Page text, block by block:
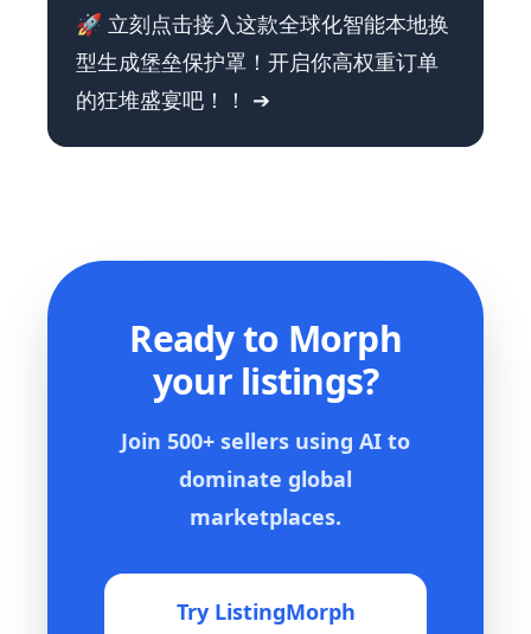
🚀 立刻点击接入这款全球化智能本地换
型生成堡垒保护罩！开启你高权重订单
的狂堆盛宴吧！！ ➔
Ready to Morph
your listings?
Join 500+ sellers using AI to
dominate global
marketplaces.
Try ListingMorph